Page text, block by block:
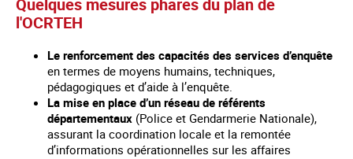
l'OCRTEH
Le renforcement des capacités des services d’enquête
en termes de moyens humains, techniques,
pédagogiques et d’aide à l’enquête.
La mise en place d’un réseau de référents
départementaux (Police et Gendarmerie Nationale),
assurant la coordination locale et la remontée
d’informations opérationnelles sur les affaires